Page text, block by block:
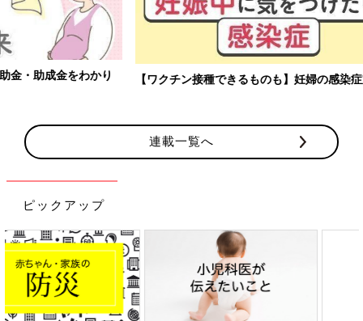
【ワクチン接種できるものも】妊婦の感染症対策、知っておいて！
連載一覧へ
ピックアップ